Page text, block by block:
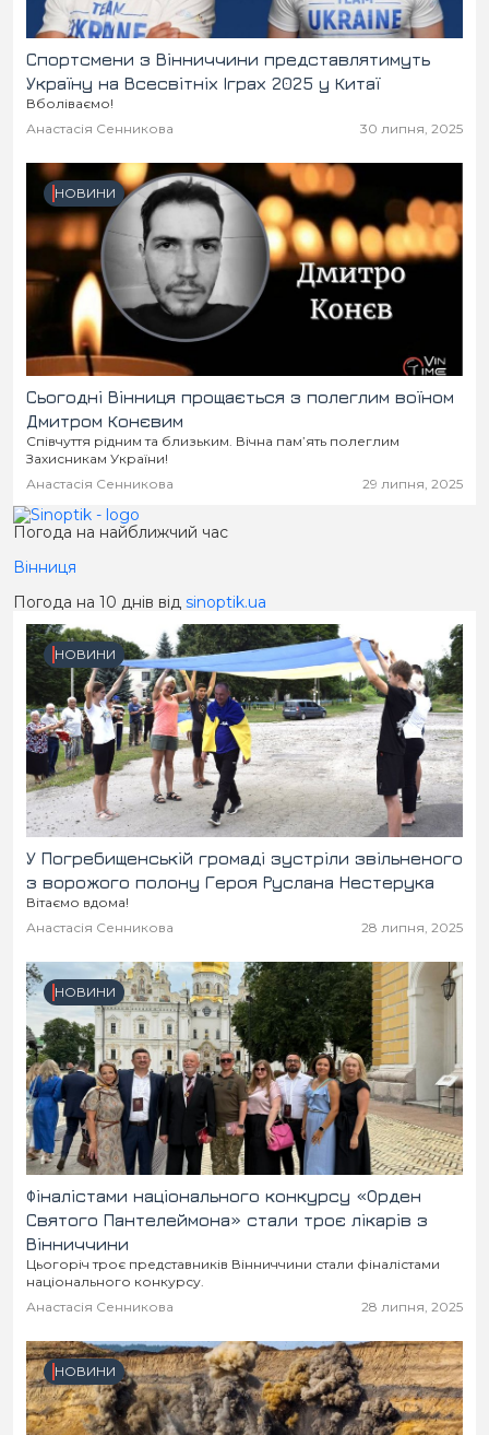
Спортсмени з Вінниччини представлятимуть
Україну на Всесвітніх Іграх 2025 у Китаї
Вболіваємо!
Анастасія Сенникова
30 липня, 2025
НОВИНИ
Сьогодні Вінниця прощається з полеглим воїном
Дмитром Конєвим
Співчуття рідним та близьким. Вічна пам’ять полеглим
Захисникам України!
Анастасія Сенникова
29 липня, 2025
Погода на найближчий час
Вінниця
Погода на 10 днів від sinoptik.ua
НОВИНИ
У Погребищенській громаді зустріли звільненого
з ворожого полону Героя Руслана Нестерука
Вітаємо вдома!
Анастасія Сенникова
28 липня, 2025
НОВИНИ
Фіналістами національного конкурсу «Орден
Святого Пантелеймона» стали троє лікарів з
Вінниччини
Цьогоріч троє представників Вінниччини стали фіналістами
національного конкурсу.
Анастасія Сенникова
28 липня, 2025
НОВИНИ